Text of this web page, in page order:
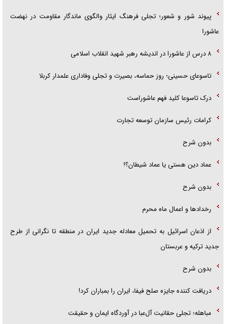
پیوند شور و شعور؛ تجلی فرهنگ ایثار والگوی ماندگار مقاومت در نهضت
عاشورا
۸ درس از عاشورا در اندیشه رهبر شهید انقلاب اسلامی
تاسوعای حسینی؛ روز حماسه، بصیرت و تجلی وفاداری علمدار کربلا
درک تاسوعا کلید فهم عاشوراست
کرامات رئیس سازمان توسعه تجارت
بدون شرح
عماد دین هستی یا عماد شیطان؟!
بدون شرح
رخداد‌ها و اعمال ماه محرم
از اذعان اسرائیل به تحمیل معادله جدید ایران در منطقه تا نگرانی از طرح
جدید ترکیه و عربستان
بدون شرح
دریافت کننده جایزه صلح فیفا، ایران را بمباران کرد!
مباهله؛ تجلی حقانیت آل‌عبا در آوردگاه ایمان و حقیقت